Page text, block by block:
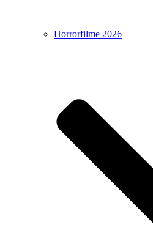
Horrorfilme 2026